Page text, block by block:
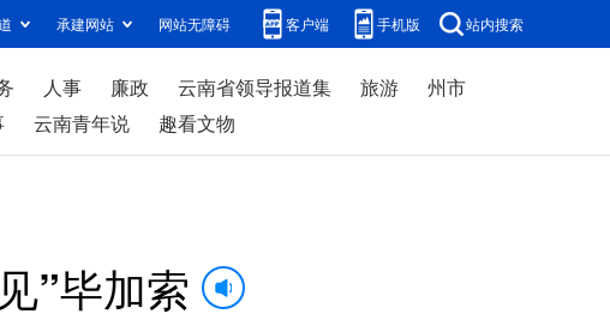
承建网站 网站无障碍 客户端 手机版 站内搜索
人事 廉政 云南省领导报道集 旅游
州市
云南青年说 趣看文物
”毕加索